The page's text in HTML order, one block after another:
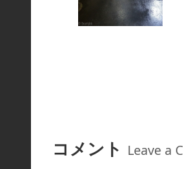
コメント Leave a